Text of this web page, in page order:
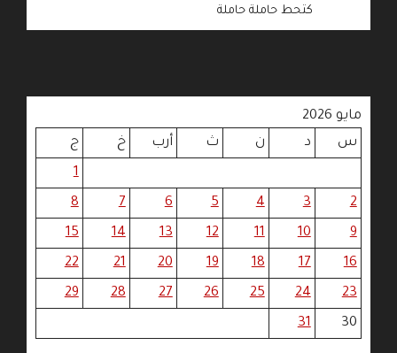
كتحط حاملة حاملة
مايو 2026
س
د ن ث أرب خ
ج
1
2
3
4
5
6
7
8
9
10
11
12
13
14
15
16
17
18
19
20
21
22
23
24
25
26
27
28
29
30
31